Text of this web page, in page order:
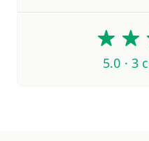
5.0 · 3